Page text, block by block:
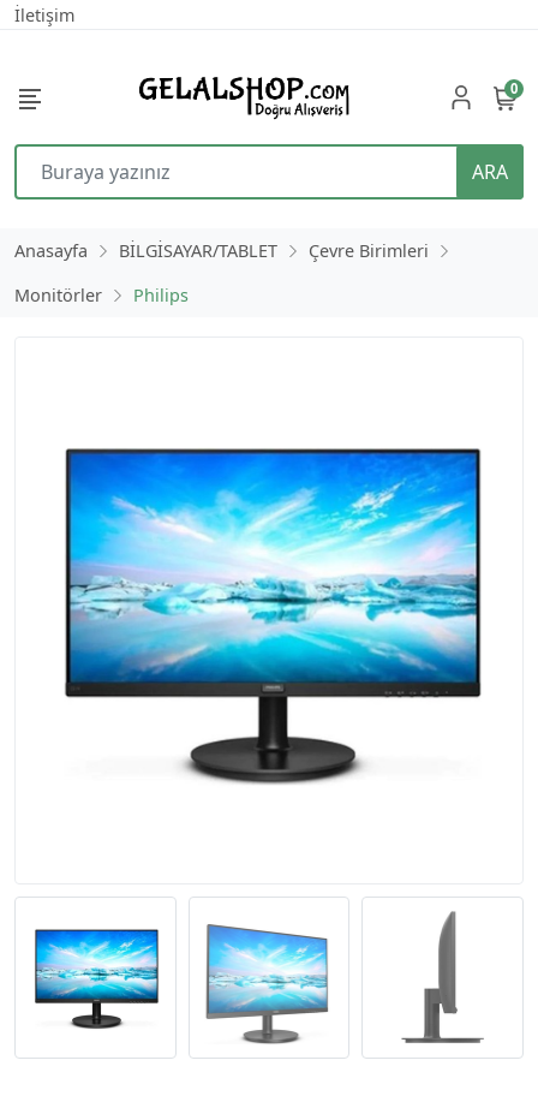
İletişim
ARA
0
Anasayfa BİLGİSAYAR/TABLET
Çevre Birimleri
Monitörler
Philips